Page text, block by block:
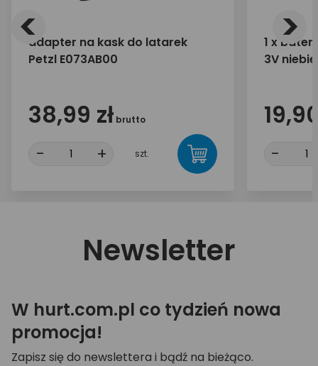
adapter na kask do latarek
Petzl E073AB00
38,99 zł brutto
- + szt.
1 x
3V
-
< >
Newsletter
W hurt.com.pl co tydzień nowa
promocja!
Zapisz się do newslettera i bądź na bieżąco.